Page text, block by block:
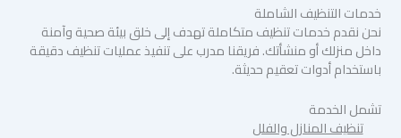
خدمات التنظيف الشاملة
نحن نقدم خدمات تنظيف متكاملة تهدف إلى خلق بيئة صحية وآمنة
داخل منزلك أو منشأتك. فريقنا مدرب على تنفيذ عمليات تنظيف دقيقة
باستخدام أدوات تعقيم حديثة.
تشمل الخدمة
تنظيف المنازل والفلل